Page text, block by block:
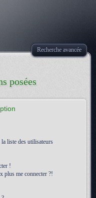
Recherche avancée
posées
liste des utilisateurs
!
plus me connecter ?!